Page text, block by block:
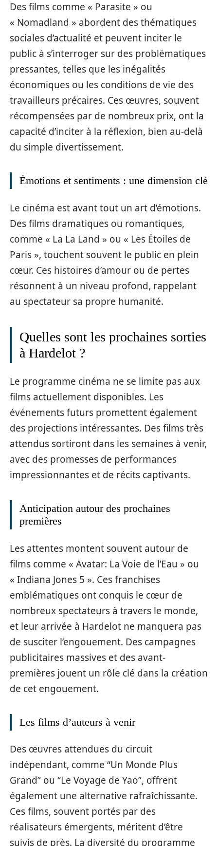
Des films comme « Parasite » ou
« Nomadland » abordent des thématiques
sociales d’actualité et peuvent inciter le
public à s’interroger sur des problématiques
pressantes, telles que les inégalités
économiques ou les conditions de vie des
travailleurs précaires. Ces œuvres, souvent
récompensées par de nombreux prix, ont la
capacité d’inciter à la réflexion, bien au-delà
du simple divertissement.
Émotions et sentiments : une dimension clé
Le cinéma est avant tout un art d’émotions.
Des films dramatiques ou romantiques,
comme « La La Land » ou « Les Étoiles de
Paris », touchent souvent le public en plein
cœur. Ces histoires d’amour ou de pertes
résonnent à un niveau profond, rappelant
au spectateur sa propre humanité.
Quelles sont les prochaines sorties
à Hardelot ?
Le programme cinéma ne se limite pas aux
films actuellement disponibles. Les
événements futurs promettent également
des projections intéressantes. Des films très
attendus sortiront dans les semaines à venir,
avec des promesses de performances
impressionnantes et de récits captivants.
Anticipation autour des prochaines
premières
Les attentes montent souvent autour de
films comme « Avatar: La Voie de l’Eau » ou
« Indiana Jones 5 ». Ces franchises
emblématiques ont conquis le cœur de
nombreux spectateurs à travers le monde,
et leur arrivée à Hardelot ne manquera pas
de susciter l’engouement. Des campagnes
publicitaires massives et des avant-
premières jouent un rôle clé dans la création
de cet engouement.
Les films d’auteurs à venir
Des œuvres attendues du circuit
indépendant, comme “Un Monde Plus
Grand” ou “Le Voyage de Yao”, offrent
également une alternative rafraîchissante.
Ces films, souvent portés par des
réalisateurs émergents, méritent d’être
suivis de près. La diversité du programme